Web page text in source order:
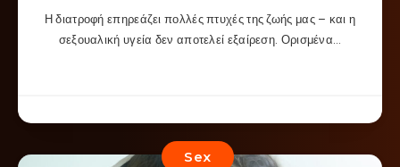
Η διατροφή επηρεάζει πολλές πτυχές της ζωής μας – και η
σεξουαλική υγεία δεν αποτελεί εξαίρεση. Ορισμένα…
Sex